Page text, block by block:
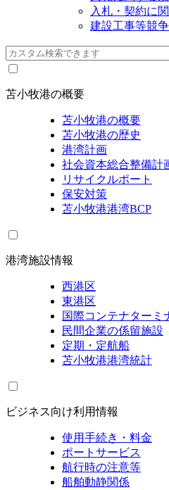
入札・契約に
建設工事等競
苫小牧港の概要
苫小牧港の概要
苫小牧港の歴史
港湾計画
社会資本総合整備計
リサイクルポート
保安対策
苫小牧港港湾BCP
港湾施設情報
西港区
東港区
国際コンテナターミ
民間企業の係留施設
定期・定航船
苫小牧港港湾統計
ビジネス向け利用情報
使用手続き・料金
ポートサービス
航行時の注意等
船舶動静関係